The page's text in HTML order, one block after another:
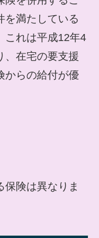
を満たしている
これは平成12年4
、在宅の要支援
からの給付が優
保険は異なりま